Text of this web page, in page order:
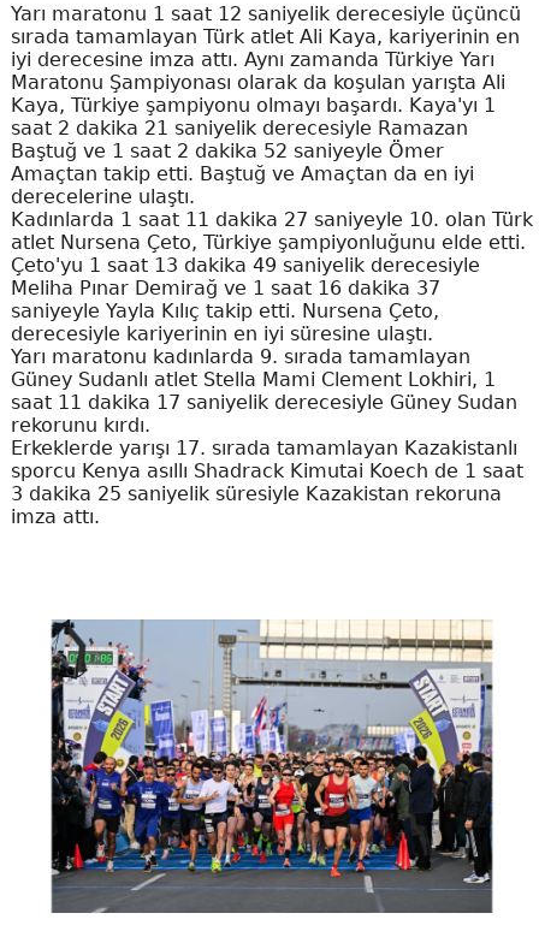
Yarı maratonu 1 saat 12 saniyelik derecesiyle üçüncü
sırada tamamlayan Türk atlet Ali Kaya, kariyerinin en
iyi derecesine imza attı. Aynı zamanda Türkiye Yarı
Maratonu Şampiyonası olarak da koşulan yarışta Ali
Kaya, Türkiye şampiyonu olmayı başardı. Kaya'yı 1
saat 2 dakika 21 saniyelik derecesiyle Ramazan
Baştuğ ve 1 saat 2 dakika 52 saniyeyle Ömer
Amaçtan takip etti. Baştuğ ve Amaçtan da en iyi
derecelerine ulaştı.
Kadınlarda 1 saat 11 dakika 27 saniyeyle 10. olan Türk
atlet Nursena Çeto, Türkiye şampiyonluğunu elde etti.
Çeto'yu 1 saat 13 dakika 49 saniyelik derecesiyle
Meliha Pınar Demirağ ve 1 saat 16 dakika 37
saniyeyle Yayla Kılıç takip etti. Nursena Çeto,
derecesiyle kariyerinin en iyi süresine ulaştı.
Yarı maratonu kadınlarda 9. sırada tamamlayan
Güney Sudanlı atlet Stella Mami Clement Lokhiri, 1
saat 11 dakika 17 saniyelik derecesiyle Güney Sudan
rekorunu kırdı.
Erkeklerde yarışı 17. sırada tamamlayan Kazakistanlı
sporcu Kenya asıllı Shadrack Kimutai Koech de 1 saat
3 dakika 25 saniyelik süresiyle Kazakistan rekoruna
imza attı.